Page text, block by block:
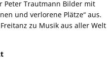
Peter Trautmann Bilder mit
und verlorene Plätze“ aus.
zu Musik aus aller Welt